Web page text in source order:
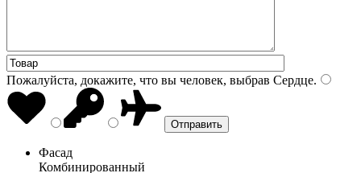
Пожалуйста, докажите, что вы человек, выбрав Сердце.
Фасад
Комбинированный